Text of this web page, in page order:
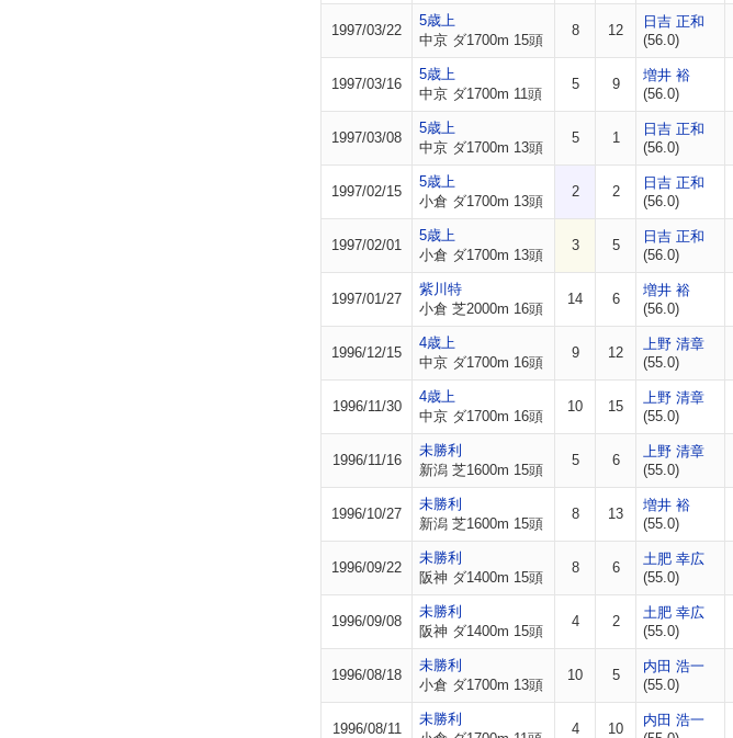
1997/03/22
5歳上
中京 ダ1700m 15頭
8 12
日吉 正和
(56.0)
1997/03/16
5歳上
中京 ダ1700m 11頭
5 9
増井 裕
(56.0)
1997/03/08
5歳上
中京 ダ1700m 13頭
5 1
日吉 正和
(56.0)
1997/02/15
5歳上
小倉 ダ1700m 13頭
2 2
日吉 正和
(56.0)
1997/02/01
5歳上
小倉 ダ1700m 13頭
3 5
日吉 正和
(56.0)
1997/01/27
紫川特
小倉 芝2000m 16頭
14 6
増井 裕
(56.0)
1996/12/15
4歳上
中京 ダ1700m 16頭
9 12
上野 清章
(55.0)
1996/11/30
4歳上
中京 ダ1700m 16頭
10 15
上野 清章
(55.0)
1996/11/16
未勝利
新潟 芝1600m 15頭
5 6
上野 清章
(55.0)
1996/10/27
未勝利
新潟 芝1600m 15頭
8 13
増井 裕
(55.0)
1996/09/22
未勝利
阪神 ダ1400m 15頭
8 6
土肥 幸広
(55.0)
1996/09/08
未勝利
阪神 ダ1400m 15頭
4 2
土肥 幸広
(55.0)
1996/08/18
未勝利
小倉 ダ1700m 13頭
10 5
内田 浩一
(55.0)
1996/08/11
未勝利
4 10
内田 浩一